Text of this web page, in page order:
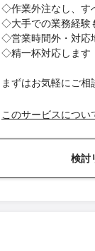
◇作業外注なし、す
◇大手での業務経験
◇営業時間外・対応
◇精一杯対応します
まずはお気軽にご相
このサービスについ
検討